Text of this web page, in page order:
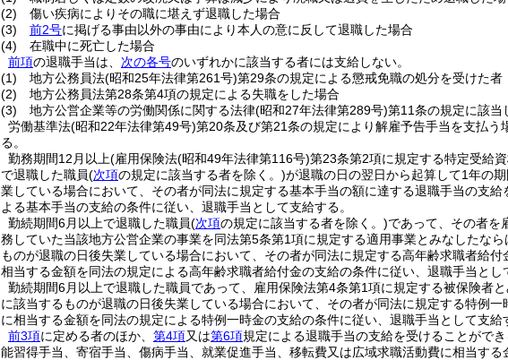
(2)
傷い疾病によりその職に堪えず退職した場合
(3)
前2号に掲げる事由以外の事由により本人の意に反して退職した場合
(4)
在職中に死亡した場合
前項の退職手当は、 次の各号のいずれかに該当する者には支給しない。
(1)
地方公務員法(昭和25年法律第261号)第29条の規定による懲戒免職の処分を受けた者
(2)
地方公務員法第28条第4項の規定による失職をした場合
(3)
地方公営企業等の労働関係に関する法律(昭和27年法律第289号)第11条の規定に該当
労働基準法(昭和22年法律第49号)第20条及び第21条の規定により解雇予告手当を支払
る。
勤務期間12月以上(雇用保険法(昭和49年法律第116号)第23条第2項に規定する特定受給
で退職した職員(次項の規定に該当する者を除く。)が退職の日の翌日から起算して1年の期
業している場合において、その者が同法に規定する基本手当の額に達する退職手当の支
よる基本手当の支給の条件に従い、退職手当として支給する。
勤続期間6月以上で退職した職員(次項の規定に該当する者を除く。)であって、その者を
務していた当該地方公営企業の事業を同法第5条第1項に規定する適用事業とみなしたな
ものが退職の日後失業している場合において、その者が同法に規定する高年齢求職者給
相当する金額を同法の規定による高年齢求職者給付金の支給の条件に従い、退職手当とし
勤続期間6月以上で退職した職員であって、雇用保険法第4条第1項に規定する被保険者
に該当するものが退職の日後失業している場合において、その者が同法に規定する特例
に相当する金額を同法の規定による特例一時金の支給の条件に従い、退職手当として支給
前3項に定める者のほか、 第4項又は第6項規定による退職手当の支給を受けることがで
能習得手当、寄宿手当、傷病手当、就業促進手当、移転費又は広域求職活動費に相当す